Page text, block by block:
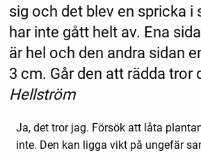
sig och det blev en spricka i
har inte gått helt av. Ena
är hel och den andra sidan
3 cm. Går den att rädda tror
Hellström
Ja, det tror jag. Försök att låta
inte. Den kan ligga vikt på ungefär